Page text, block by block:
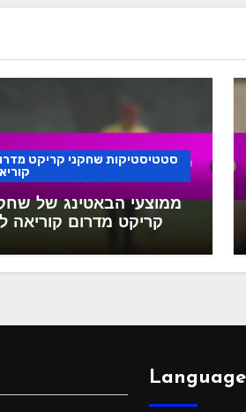
סטטיסטיקות שחקני קריקט
ממוצעי הבאטינג של
קריקט מדרום קוריאה
Language